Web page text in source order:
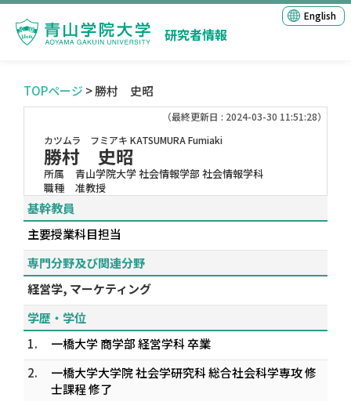
研究者情報
English
TOPページ > 勝村 史昭
（最終更新日 : 2024-03-30 11:51:28）
カツムラ フミアキ KATSUMURA Fumiaki
勝村 史昭
所属
青山学院大学 社会情報学部 社会情報学科
職種
准教授
基幹教員
主要授業科目担当
専門分野及び関連分野
経営学, マーケティング
学歴・学位
1.
一橋大学 商学部 経営学科 卒業
2.
一橋大学大学院 社会学研究科 総合社会科学専攻 修
士課程 修了